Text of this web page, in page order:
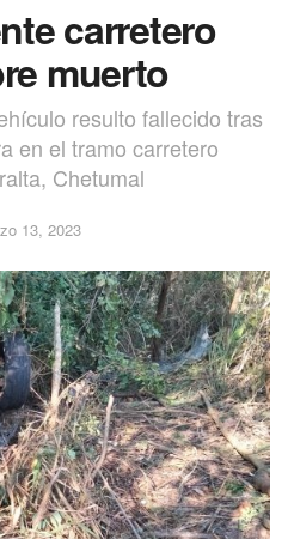
carretero
muerto
resulto fallecido tras
en el tramo carretero
Chetumal
13, 2023